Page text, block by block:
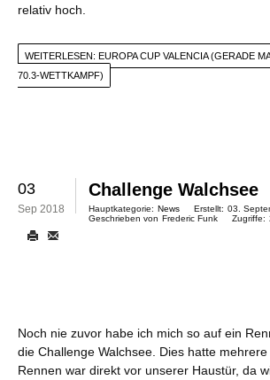
relativ hoch.
WEITERLESEN: EUROPA CUP VALENCIA (GERADE
70.3-WETTKAMPF)
03
Sep 2018
Challenge Walchsee
Hauptkategorie: News Erstellt: 03.
Geschrieben von Frederic Funk Zugriffe:
Noch nie zuvor habe ich mich so auf ein
die Challenge Walchsee. Dies hatte
Rennen war direkt vor unserer Haustür, da